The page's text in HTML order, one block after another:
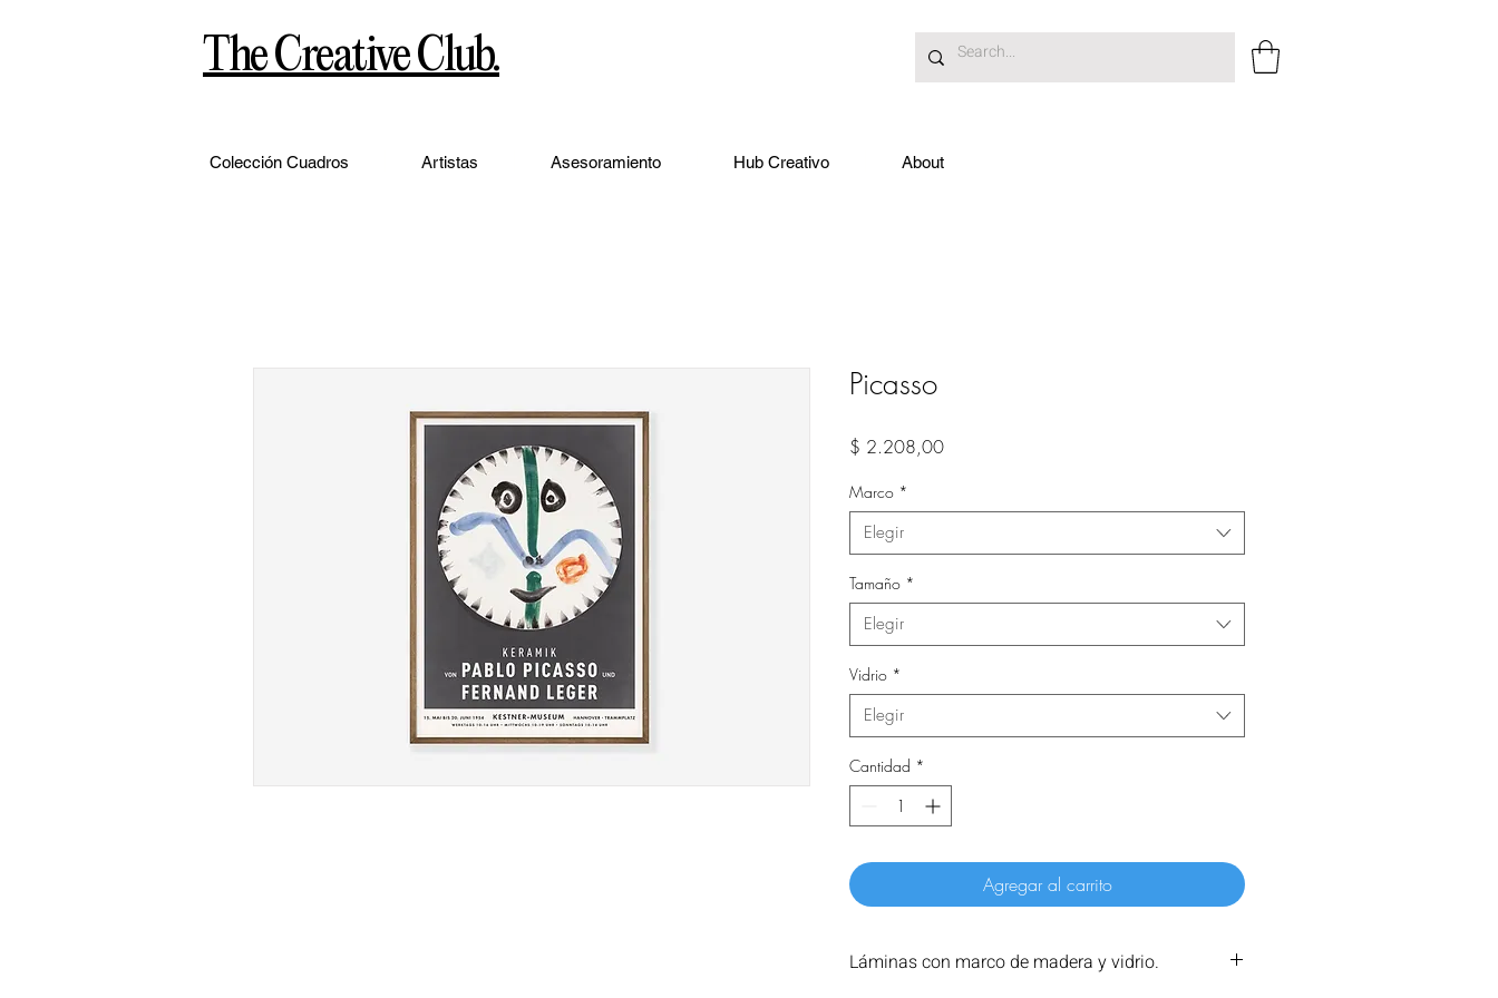
The Creative Club.
Colección Cuadros Artistas Asesoramiento Hub Creativo About
Picasso
$ 2.208,00Precio
Marco *
Elegir
Tamaño *
Elegir
Vidrio *
Elegir
Cantidad *
Agregar al carrito
Láminas con marco de madera y vidrio.